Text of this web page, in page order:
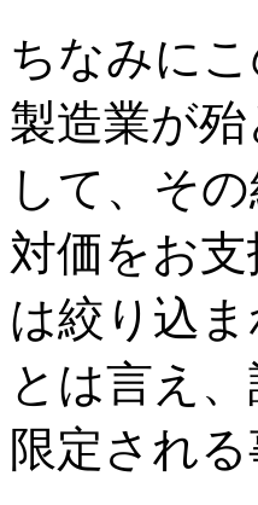
ちなみに
製造業が
して、そ
対価をお
は絞り込
とは言え
限定され